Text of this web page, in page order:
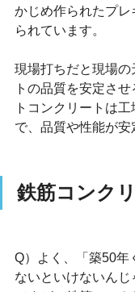
かじめ作られたプ
られています。
現場打ちだと現場
トの品質を安定さ
トコンクリートは
で、品質や性能が安
鉄筋コンク
Q）よく、「築50年
ないといけないん